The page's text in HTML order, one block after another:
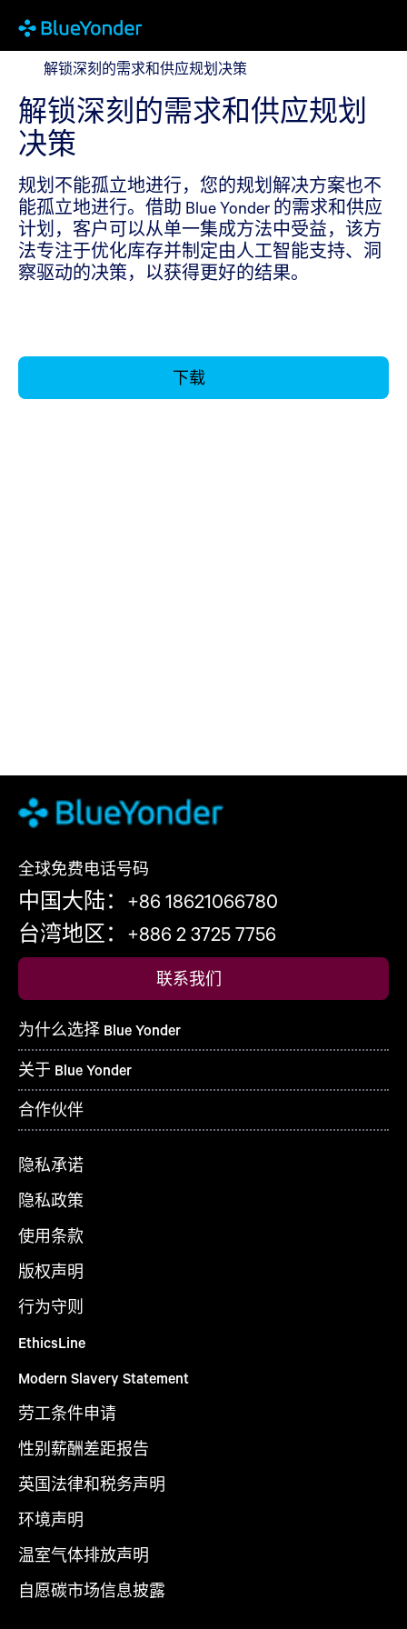
解锁深刻的需求和供应规划决策
解锁深刻的需求和供应规划决策
解锁深刻的需求和供应规划
决策
规划不能孤立地进行，您的规划解决方案也不
能孤立地进行。借助 Blue Yonder 的需求和供应
计划，客户可以从单一集成方法中受益，该方
法专注于优化库存并制定由人工智能支持、洞
察驱动的决策，以获得更好的结果。
下载
全球免费电话号码
中国大陆：+86 18621066780
台湾地区：+886 2 3725 7756
联系我们
为什么选择 Blue Yonder
关于 Blue Yonder
合作伙伴
隐私承诺
隐私政策
使用条款
版权声明
行为守则
EthicsLine
Modern Slavery Statement
劳工条件申请
性别薪酬差距报告
英国法律和税务声明
环境声明
温室气体排放声明
自愿碳市场信息披露